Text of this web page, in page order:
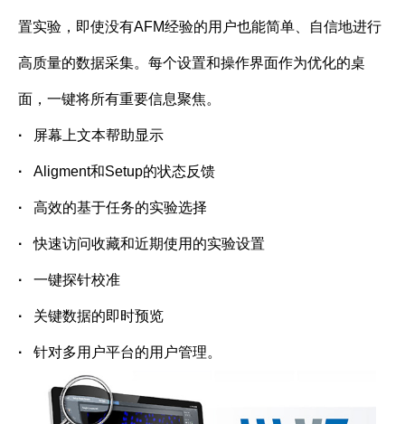
置实验，即使没有AFM经验的用户也能简单、自信地进行
高质量的数据采集。每个设置和操作界面作为优化的桌
面，一键将所有重要信息聚焦。
· 屏幕上文本帮助显示
· Aligment和Setup的状态反馈
· 高效的基于任务的实验选择
· 快速访问收藏和近期使用的实验设置
· 一键探针校准
· 关键数据的即时预览
· 针对多用户平台的用户管理。